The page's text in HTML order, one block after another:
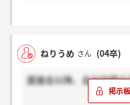
ねりうめ さん (04卒)
面接会以降、会社訪問